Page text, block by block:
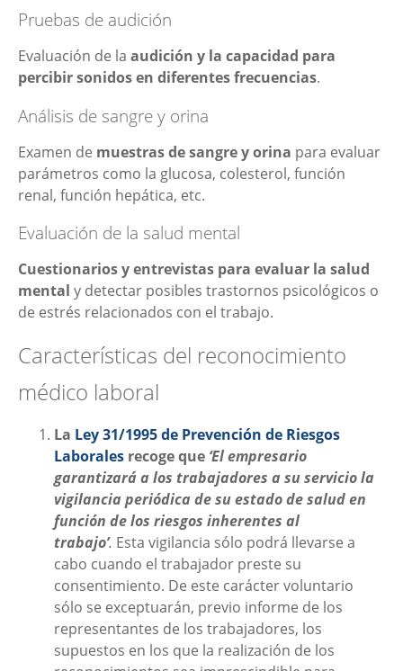
Pruebas de audición
Evaluación de la audición y la capacidad para
percibir sonidos en diferentes frecuencias.
Análisis de sangre y orina
Examen de muestras de sangre y orina para evaluar
parámetros como la glucosa, colesterol, función
renal, función hepática, etc.
Evaluación de la salud mental
Cuestionarios y entrevistas para evaluar la salud
mental y detectar posibles trastornos psicológicos o
de estrés relacionados con el trabajo.
Características del reconocimiento
médico laboral
La Ley 31/1995 de Prevención de Riesgos
Laborales recoge que ‘El empresario
garantizará a los trabajadores a su servicio la
vigilancia periódica de su estado de salud en
función de los riesgos inherentes al
trabajo’. Esta vigilancia sólo podrá llevarse a
cabo cuando el trabajador preste su
consentimiento. De este carácter voluntario
sólo se exceptuarán, previo informe de los
representantes de los trabajadores, los
supuestos en los que la realización de los